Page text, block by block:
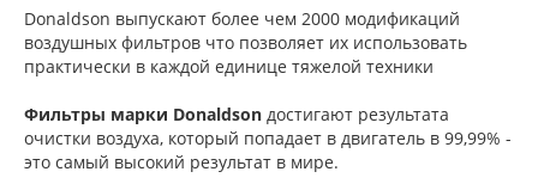
Donaldson выпускают более чем 2000 модификаций
воздушных фильтров что позволяет их использовать
практически в каждой единице тяжелой техники
Фильтры марки Donaldson достигают результата
очистки воздуха, который попадает в двигатель в 99,99% -
это самый высокий результат в мире.